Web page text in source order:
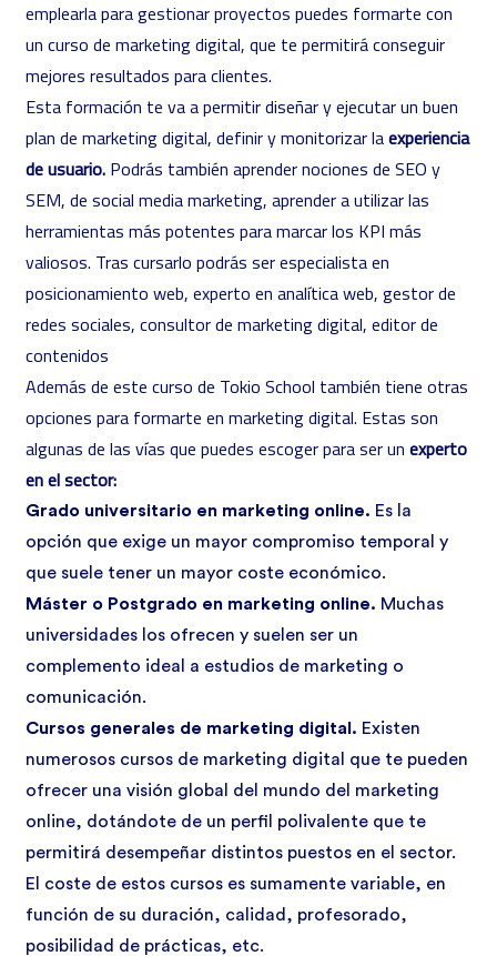
emplearla para gestionar proyectos puedes formarte con
un curso de marketing digital, que te permitirá conseguir
mejores resultados para clientes.
Esta formación te va a permitir diseñar y ejecutar un buen
plan de marketing digital, definir y monitorizar laexperiencia
de usuario. Podrás también aprender nociones de SEO y
SEM, de social media marketing, aprender a utilizar las
herramientas más potentes para marcar los KPI más
valiosos. Tras cursarlo podrás ser especialista en
posicionamiento web, experto en analítica web, gestor de
redes sociales, consultor de marketing digital, editor de
contenidos
Además de este curso de Tokio School también tiene otras
opciones para formarte en marketing digital. Estas son
algunas de las vías que puedes escoger para ser un experto
en el sector:
Grado universitario en marketing online. Es la
opción que exige un mayor compromiso temporal y
que suele tener un mayor coste económico.
Máster o Postgrado en marketing online. Muchas
universidades los ofrecen y suelen ser un
complemento ideal a estudios de marketing o
comunicación.
Cursos generales de marketing digital. Existen
numerosos cursos de marketing digital que te pueden
ofrecer una visión global del mundo del marketing
online, dotándote de un perfil polivalente que te
permitirá desempeñar distintos puestos en el sector.
El coste de estos cursos es sumamente variable, en
función de su duración, calidad, profesorado,
posibilidad de prácticas, etc.